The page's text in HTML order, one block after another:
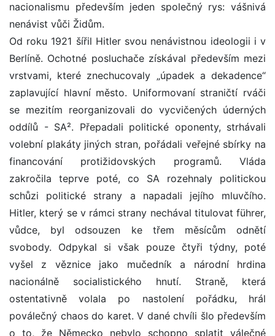
nacionalismu především jeden společný rys: vášnivá
nenávist vůči Židům.
Od roku 1921 šířil Hitler svou nenávistnou ideologii i v
Berlíně. Ochotné posluchače získával především mezi
vrstvami, které znechucovaly „úpadek a dekadence“
zaplavující hlavní město. Uniformovaní straničtí rváči
se mezitím reorganizovali do vycvičených úderných
oddílů - SA². Přepadali politické oponenty, strhávali
volební plakáty jiných stran, pořádali veřejné sbírky na
financování protižidovských programů. Vláda
zakročila teprve poté, co SA rozehnaly politickou
schůzi politické strany a napadali jejího mluvčího.
Hitler, který se v rámci strany nechával titulovat führer,
vůdce, byl odsouzen ke třem měsícům odnětí
svobody. Odpykal si však pouze čtyři týdny, poté
vyšel z věznice jako mučedník a národní hrdina
nacionálně socialistického hnutí. Straně, která
ostentativně volala po nastolení pořádku, hrál
poválečný chaos do karet. V dané chvíli šlo především
o to, že Německo nebylo schopno splatit válečné